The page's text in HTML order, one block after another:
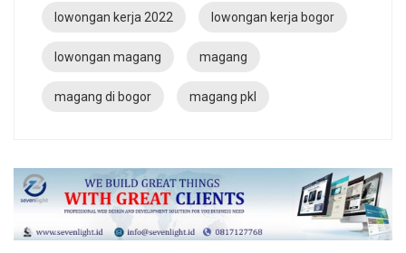
lowongan kerja 2022 lowongan kerja bogor
lowongan magang magang
magang di bogor magang pkl